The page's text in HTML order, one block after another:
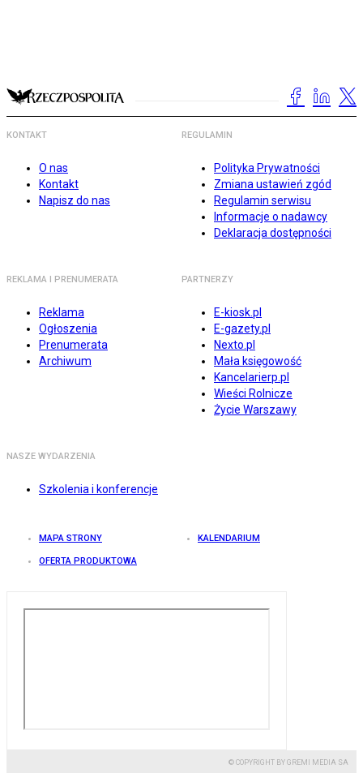
KONTAKT
O nas
Kontakt
Napisz do nas
REGULAMIN
Polityka Prywatności
Zmiana ustawień zgód
Regulamin serwisu
Informacje o nadawcy
Deklaracja dostępności
REKLAMA I PRENUMERATA
Reklama
Ogłoszenia
Prenumerata
Archiwum
PARTNERZY
E-kiosk.pl
E-gazety.pl
Nexto.pl
Mała księgowość
Kancelarierp.pl
Wieści Rolnicze
Życie Warszawy
NASZE WYDARZENIA
Szkolenia i konferencje
MAPA STRONY KALENDARIUM
OFERTA PRODUKTOWA
© COPYRIGHT BY GREMI MEDIA SA